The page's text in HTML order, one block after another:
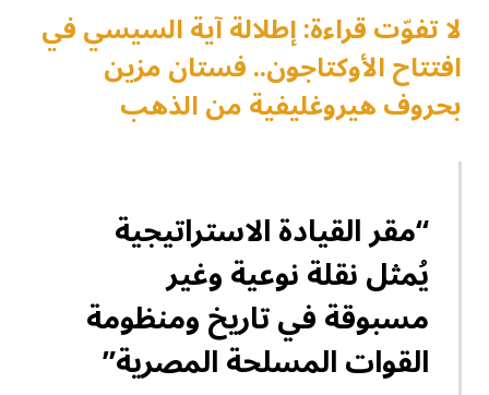
لا تفوّت قراءة: إطلالة آية السيسي في
افتتاح الأوكتاجون.. فستان مزين
بحروف هيروغليفية من الذهب
“مقر القيادة الاستراتيجية
يُمثل نقلة نوعية وغير
مسبوقة في تاريخ ومنظومة
القوات المسلحة المصرية”